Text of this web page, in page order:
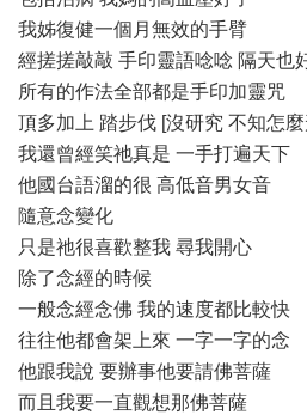
我姊復健一個月無效的手臂
經搓搓敲敲 手印靈語唸唸 隔天也
所有的作法全部都是手印加靈咒
頂多加上 踏步伐 [沒研究 不知怎麼
我還曾經笑祂真是 一手打遍天下
他國台語溜的很 高低音男女音
隨意念變化
只是祂很喜歡整我 尋我開心
除了念經的時候
一般念經念佛 我的速度都比較快
往往他都會架上來 一字一字的念
他跟我說 要辦事他要請佛菩薩
而且我要一直觀想那佛菩薩